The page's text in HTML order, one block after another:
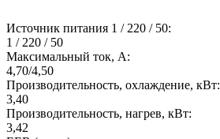
Источник питания 1 / 220 / 50:
1 / 220 / 50
Максимальный ток, А:
4,70/4,50
Производительность, охлаждение, кВт:
3,40
Производительность, нагрев, кВт:
3,42